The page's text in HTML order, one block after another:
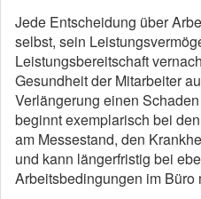
Jede Entscheidung über
selbst, sein
Leistungsbereitschaft
Gesundheit der Mitarbeiter
Verlängerung einen
beginnt exemplarisch bei
am Messestand, den
und kann längerfristig bei
Arbeitsbedingungen im Büro